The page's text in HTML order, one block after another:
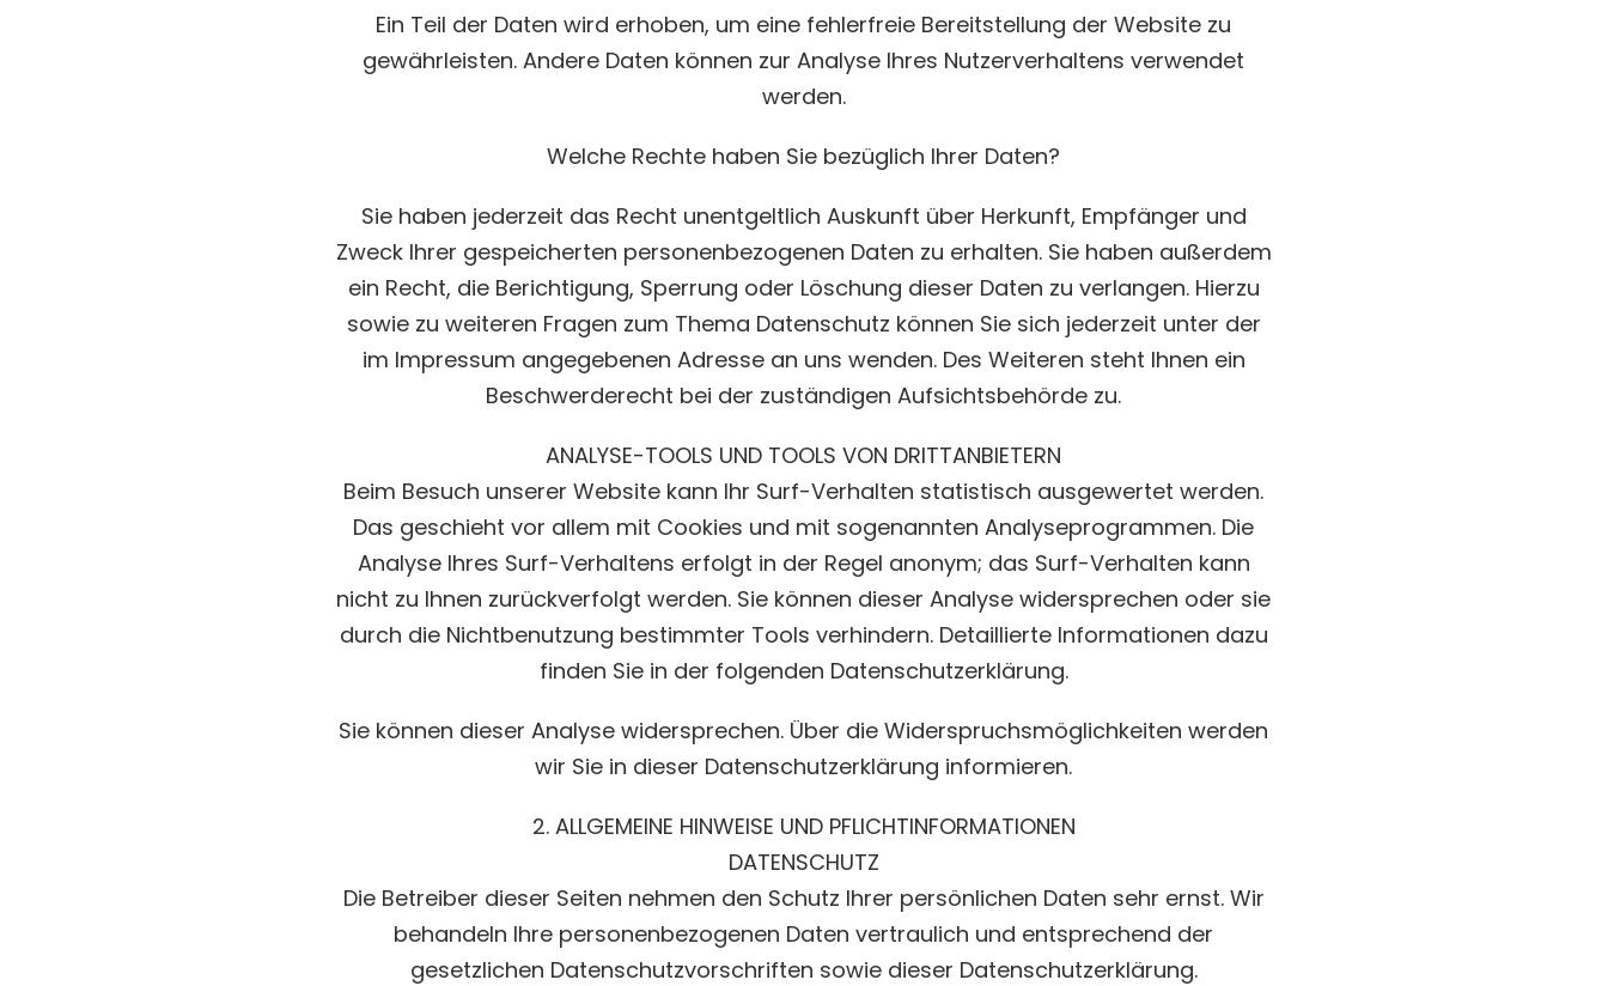
Ein Teil der Daten wird erhoben, um eine fehlerfreie Bereitstellung der Website zu
gewährleisten. Andere Daten können zur Analyse Ihres Nutzerverhaltens verwendet
werden.
Welche Rechte haben Sie bezüglich Ihrer Daten?
Sie haben jederzeit das Recht unentgeltlich Auskunft über Herkunft, Empfänger und
Zweck Ihrer gespeicherten personenbezogenen Daten zu erhalten. Sie haben außerdem
ein Recht, die Berichtigung, Sperrung oder Löschung dieser Daten zu verlangen. Hierzu
sowie zu weiteren Fragen zum Thema Datenschutz können Sie sich jederzeit unter der
im Impressum angegebenen Adresse an uns wenden. Des Weiteren steht Ihnen ein
Beschwerderecht bei der zuständigen Aufsichtsbehörde zu.
ANALYSE-TOOLS UND TOOLS VON DRITTANBIETERN
Beim Besuch unserer Website kann Ihr Surf-Verhalten statistisch ausgewertet werden.
Das geschieht vor allem mit Cookies und mit sogenannten Analyseprogrammen. Die
Analyse Ihres Surf-Verhaltens erfolgt in der Regel anonym; das Surf-Verhalten kann
nicht zu Ihnen zurückverfolgt werden. Sie können dieser Analyse widersprechen oder sie
durch die Nichtbenutzung bestimmter Tools verhindern. Detaillierte Informationen dazu
finden Sie in der folgenden Datenschutzerklärung.
Sie können dieser Analyse widersprechen. Über die Widerspruchsmöglichkeiten werden
wir Sie in dieser Datenschutzerklärung informieren.
2. ALLGEMEINE HINWEISE UND PFLICHTINFORMATIONEN
DATENSCHUTZ
Die Betreiber dieser Seiten nehmen den Schutz Ihrer persönlichen Daten sehr ernst. Wir
behandeln Ihre personenbezogenen Daten vertraulich und entsprechend der
gesetzlichen Datenschutzvorschriften sowie dieser Datenschutzerklärung.